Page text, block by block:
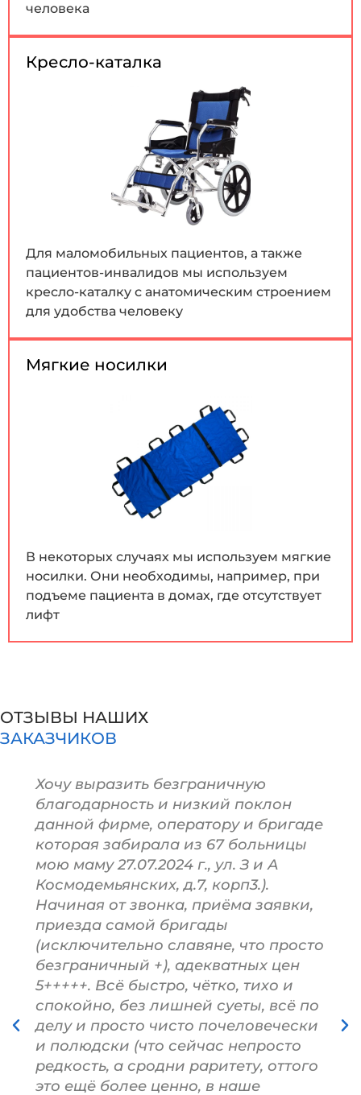
человека
Кресло-каталка
Для маломобильных пациентов, а также
пациентов-инвалидов мы используем
кресло-каталку с анатомическим строением
для удобства человеку
Мягкие носилки
В некоторых случаях мы используем мягкие
носилки. Они необходимы, например, при
подъеме пациента в домах, где отсутствует
лифт
ОТЗЫВЫ НАШИХ
ЗАКАЗЧИКОВ
Хочу выразить безграничную
благодарность и низкий поклон
данной фирме, оператору и бригаде
которая забирала из 67 больницы
мою маму 27.07.2024 г., ул. З и А
Космодемьянских, д.7, корп3.).
Начиная от звонка, приёма заявки,
приезда самой бригады
(исключительно славяне, что просто
безграничный +), адекватных цен
5+++++. Всё быстро, чётко, тихо и
спокойно, без лишней суеты, всё по
делу и просто чисто почеловечески
и полюдски (что сейчас непросто
редкость, а сродни раритету, оттого
это ещё более ценно, в наше